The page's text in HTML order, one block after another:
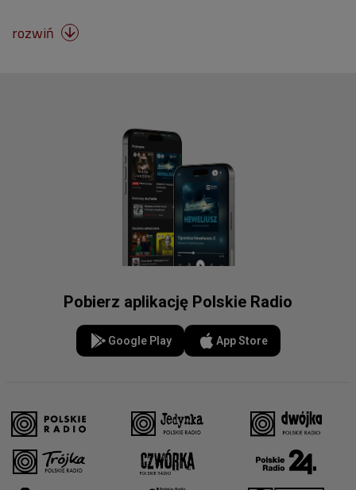
rozwiń 
Pobierz aplikację Polskie Radio
Google Play App Store